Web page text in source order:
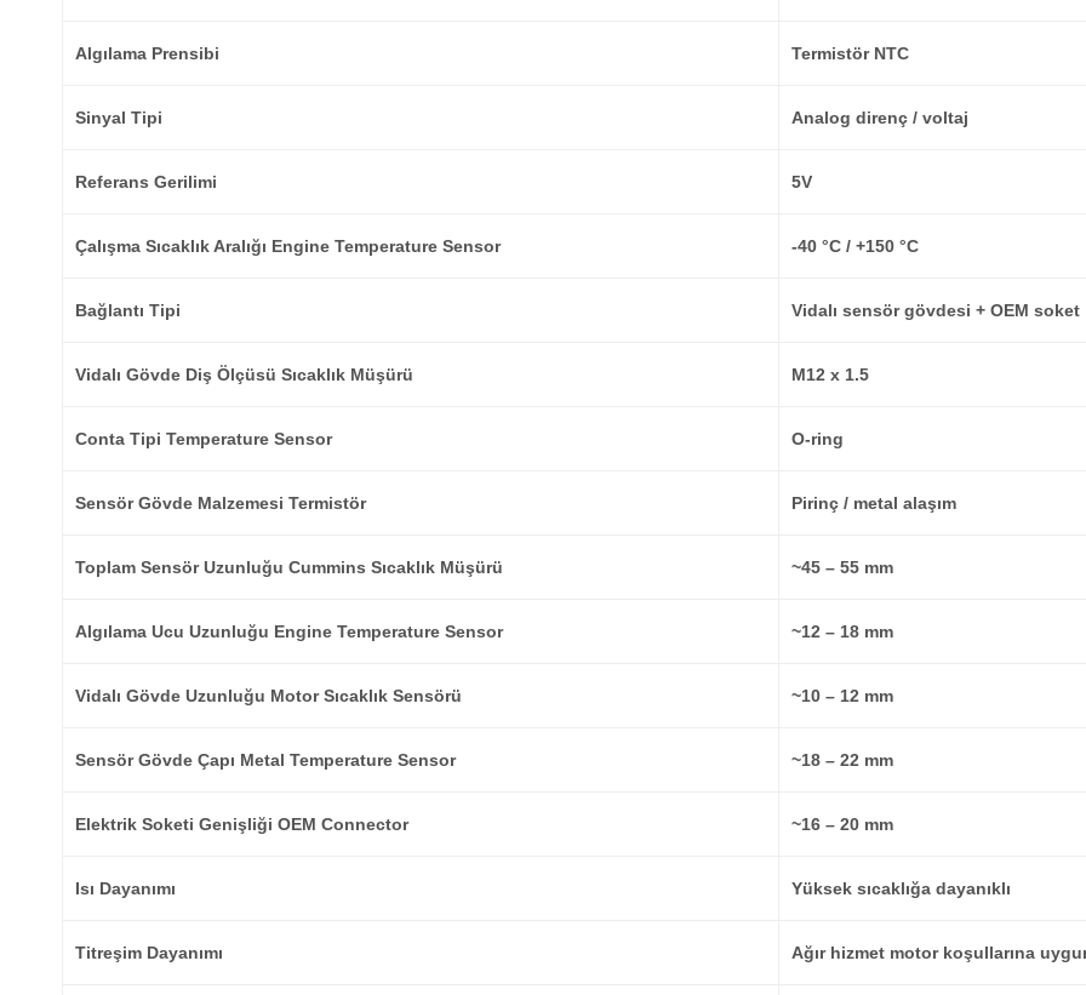
Algılama Prensibi Termistör NTC
Sinyal Tipi Analog direnç / voltaj
Referans Gerilimi 5V
Çalışma Sıcaklık Aralığı Engine Temperature Sensor -40 °C / +150 °C
Bağlantı Tipi Vidalı sensör gövdesi + OEM soket
Vidalı Gövde Diş Ölçüsü Sıcaklık Müşürü M12 x 1.5
Conta Tipi Temperature Sensor O-ring
Sensör Gövde Malzemesi Termistör Pirinç / metal alaşım
Toplam Sensör Uzunluğu Cummins Sıcaklık Müşürü ~45 – 55 mm
Algılama Ucu Uzunluğu Engine Temperature Sensor ~12 – 18 mm
Vidalı Gövde Uzunluğu Motor Sıcaklık Sensörü ~10 – 12 mm
Sensör Gövde Çapı Metal Temperature Sensor ~18 – 22 mm
Elektrik Soketi Genişliği OEM Connector ~16 – 20 mm
Isı Dayanımı Yüksek sıcaklığa dayanıklı
Titreşim Dayanımı Ağır hizmet motor koşullarına